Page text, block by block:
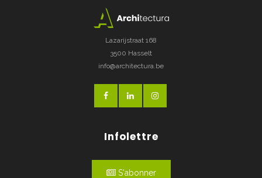
Lazarijstraat 168
3500 Hasselt
info@architectura.be
Infolettre
S'abonner